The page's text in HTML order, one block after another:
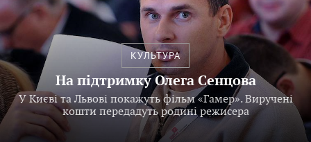
ЗакарпаттяШептицький
Вінниця
ФотоОсвітаНерухомість
Домашні
тварини
КУЛЬТУРА
На підтримку Олега Сенцова
У Києві та Львові покажуть фільм «Гамер». Виручені
кошти передадуть родині режисера